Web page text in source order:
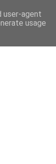
user-agent
usage